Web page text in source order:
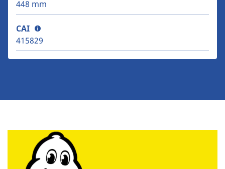
448 mm
CAI
415829